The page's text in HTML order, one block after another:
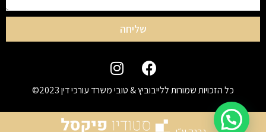
שליחה
כל הזכויות שמורות ללייבוביץ & טובי משרד עורכי דין 2023©